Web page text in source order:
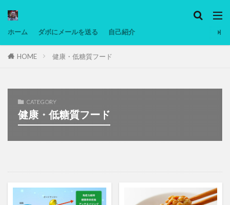
ホーム ダボにメールを送る 自己紹介
HOME 健康・低糖質フード
CATEGORY
健康・低糖質フード
タグ
マレーシア動画
ヨーグルト
低温調理・スロークッカー
低糖質ダイエット
備忘録
動画 日本人村社会 脱水シート